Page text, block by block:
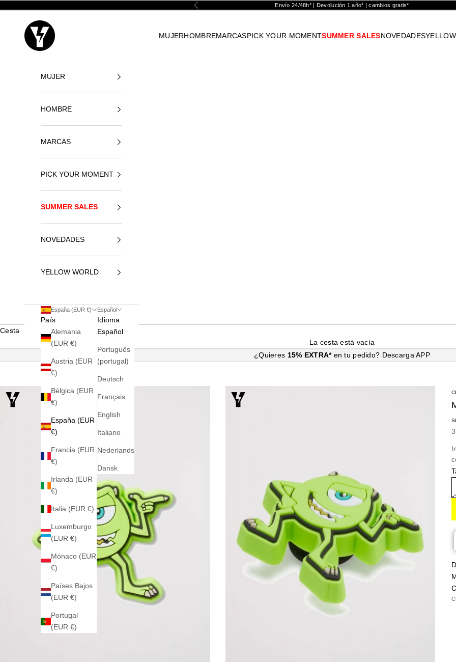
Anterior Envío 24/48h* | Devolución 1 año* | cambios gratis*
Yellowshop
MUJERHOMBREMARCASPICK YOUR MOMENTSUMMER SALESNOVEDADES
MUJER
HOMBRE
MARCAS
PICK YOUR MOMENT
SUMMER SALES
NOVEDADES
YELLOW WORLD
España (EUR €)
País
Alemania
(EUR €)
Austria (EUR
€)
Bélgica (EUR
€)
España (EUR
€)
Francia (EUR
€)
Irlanda (EUR
€)
Italia (EUR €)
Luxemburgo
(EUR €)
Mónaco (EUR
€)
Países Bajos
(EUR €)
Portugal
(EUR €)
Español
Idioma
Español
Português
(portugal)
Deutsch
Français
English
Italiano
Nederlands
Dansk
Cesta
La cesta está vacía
¿Quieres 15% EXTRA* en tu pedido? Descarga APP